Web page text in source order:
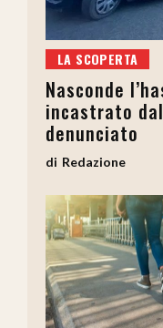
LA SCOPERTA
Nasconde
incastrato
denunciato
Redazione